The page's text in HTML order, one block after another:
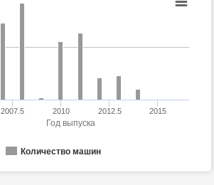
Год выпуска
Количество машин
2007.5 2010 2012.5 2015